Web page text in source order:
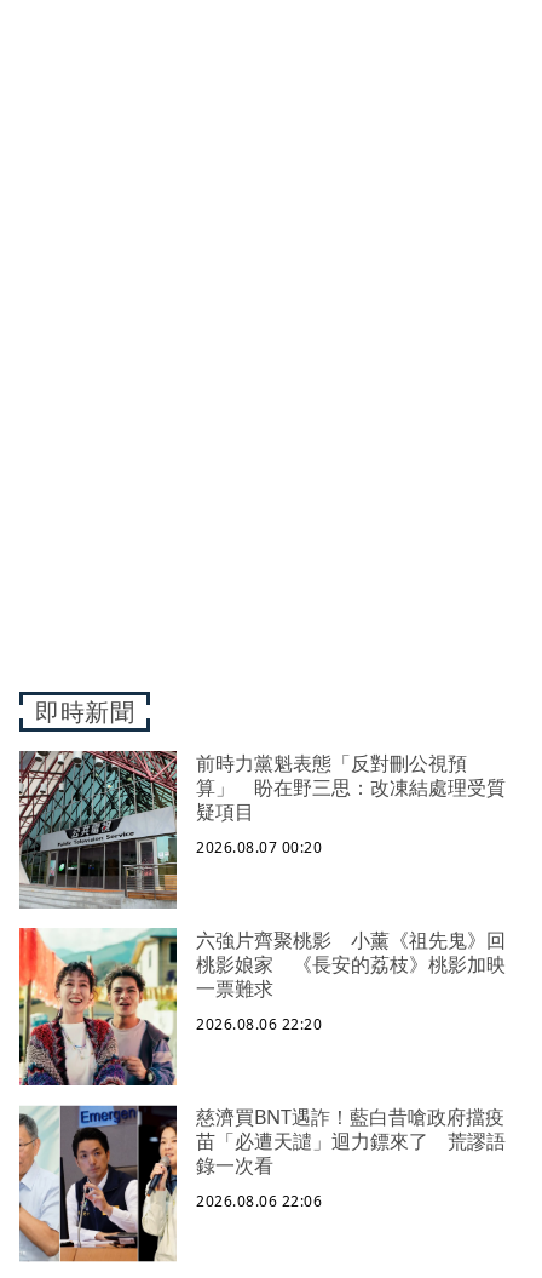
即時新聞
前時力黨魁表態「反對刪公視預
算」 盼在野三思：改凍結處理受質
疑項目
2026.08.07 00:20
六強片齊聚桃影 小薰《祖先鬼》回
桃影娘家 《長安的荔枝》桃影加映
一票難求
2026.08.06 22:20
慈濟買BNT遇詐！藍白昔嗆政府擋疫
苗「必遭天譴」迴力鏢來了 荒謬語
錄一次看
2026.08.06 22:06